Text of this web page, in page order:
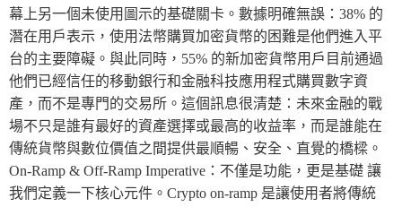
幕上另一個未使用圖示的基礎關卡。數據明確無誤：38% 的
潛在用戶表示，使用法幣購買加密貨幣的困難是他們進入平
台的主要障礙。與此同時，55% 的新加密貨幣用戶目前通過
他們已經信任的移動銀行和金融科技應用程式購買數字資
產，而不是專門的交易所。這個訊息很清楚：未來金融的戰
場不只是誰有最好的資產選擇或最高的收益率，而是誰能在
傳統貨幣與數位價值之間提供最順暢、安全、直覺的橋樑。
On-Ramp & Off-Ramp Imperative：不僅是功能，更是基礎 讓
我們定義一下核心元件。Crypto on-ramp 是讓使用者將傳統